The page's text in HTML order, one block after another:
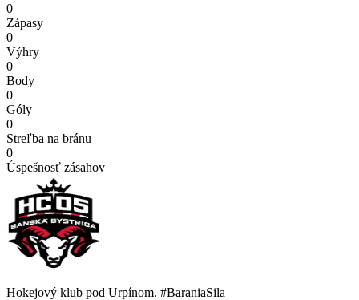
0
Zápasy
0
Výhry
0
Body
0
Góly
0
Streľba na bránu
0
Úspešnosť zásahov
Hokejový klub pod Urpínom. #BaraniaSila